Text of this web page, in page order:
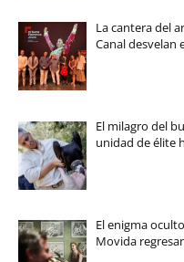
La cantera del
Canal desvelan
El milagro del
unidad de élite
El enigma
Movida